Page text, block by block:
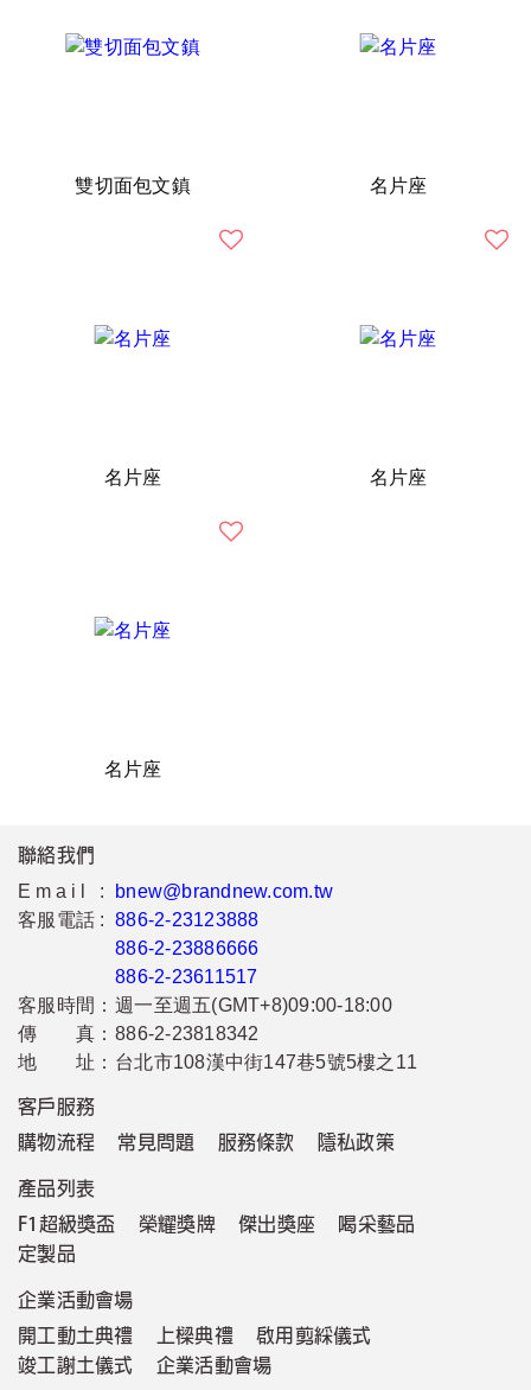
雙切面包文鎮 名片座
名片座 名片座
名片座
聯絡我們
Email :
bnew@brandnew.com.tw
客服電話 : 886-2-23123888
886-2-23886666
886-2-23611517
客服時間： 週一至週五(GMT+8)09:00-18:00
傳 真： 886-2-23818342
地 址： 台北市108漢中街147巷5號5樓之11
客戶服務
購物流程
常見問題 服務條款 隱私政策
產品列表
F1超級獎盃
榮耀獎牌 傑出獎座
喝采藝品
定製品
企業活動會場
開工動土典禮
上樑典禮
啟用剪綵儀式
竣工謝土儀式
企業活動會場